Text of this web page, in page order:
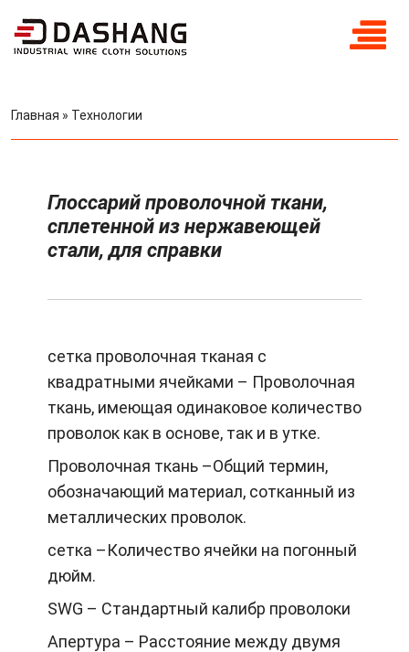
Главная » Технологии
Глоссарий проволочной ткани,
сплетенной из нержавеющей
стали, для справки
сетка проволочная тканая с
квадратными ячейками – Проволочная
ткань, имеющая одинаковое количество
проволок как в основе, так и в утке.
Проволочная ткань –Общий термин,
обозначающий материал, сотканный из
металлических проволок.
сетка –Количество ячейки на погонный
дюйм.
SWG – Стандартный калибр проволоки
Апертура – Расстояние между двумя